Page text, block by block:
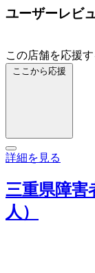
ユーザーレビ
この店舗を応援す
ここから応援
詳細を見る
三重県障害
人）